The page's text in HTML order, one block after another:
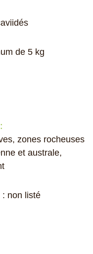
de 5 kg
zones rocheuses
et australe,
: non listé